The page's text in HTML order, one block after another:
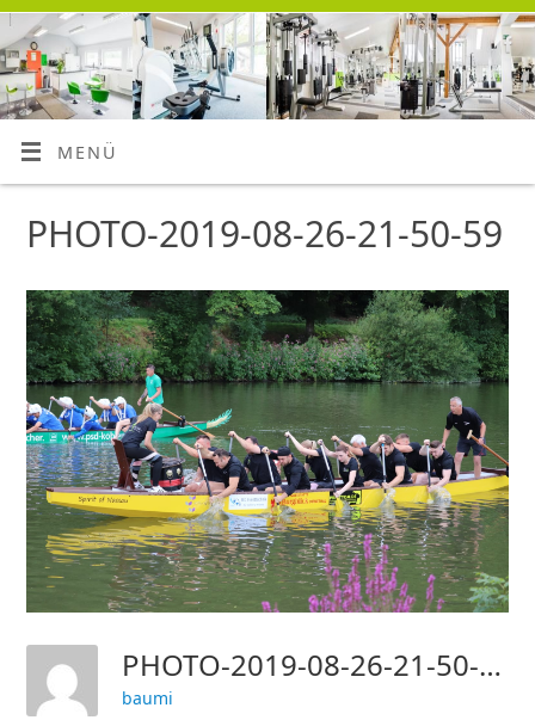
MENÜ
PHOTO-2019-08-26-21-50-59
PHOTO-2019-08-26-21-50-59
baumi